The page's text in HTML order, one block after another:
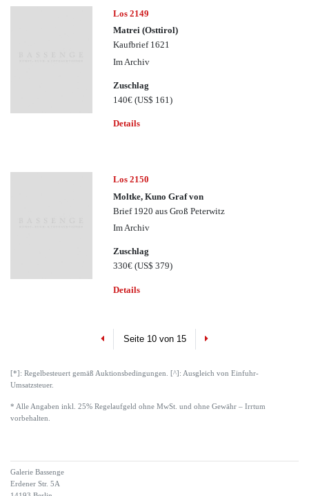
Los 2149
Matrei (Osttirol)
Kaufbrief 1621
Im Archiv
Zuschlag
140€(US$ 161)
Details
Los 2150
Moltke, Kuno Graf von
Brief 1920 aus Groß Peterwitz
Im Archiv
Zuschlag
330€(US$ 379)
Details
PreviousSeite 10 von 15 Next
[*]: Regelbesteuert gemäß Auktionsbedingungen. [^]: Ausgleich von Einfuhr-
Umsatzsteuer.
* Alle Angaben inkl. 25% Regelaufgeld ohne MwSt. und ohne Gewähr – Irrtum
vorbehalten.
Galerie Bassenge
Erdener Str. 5A